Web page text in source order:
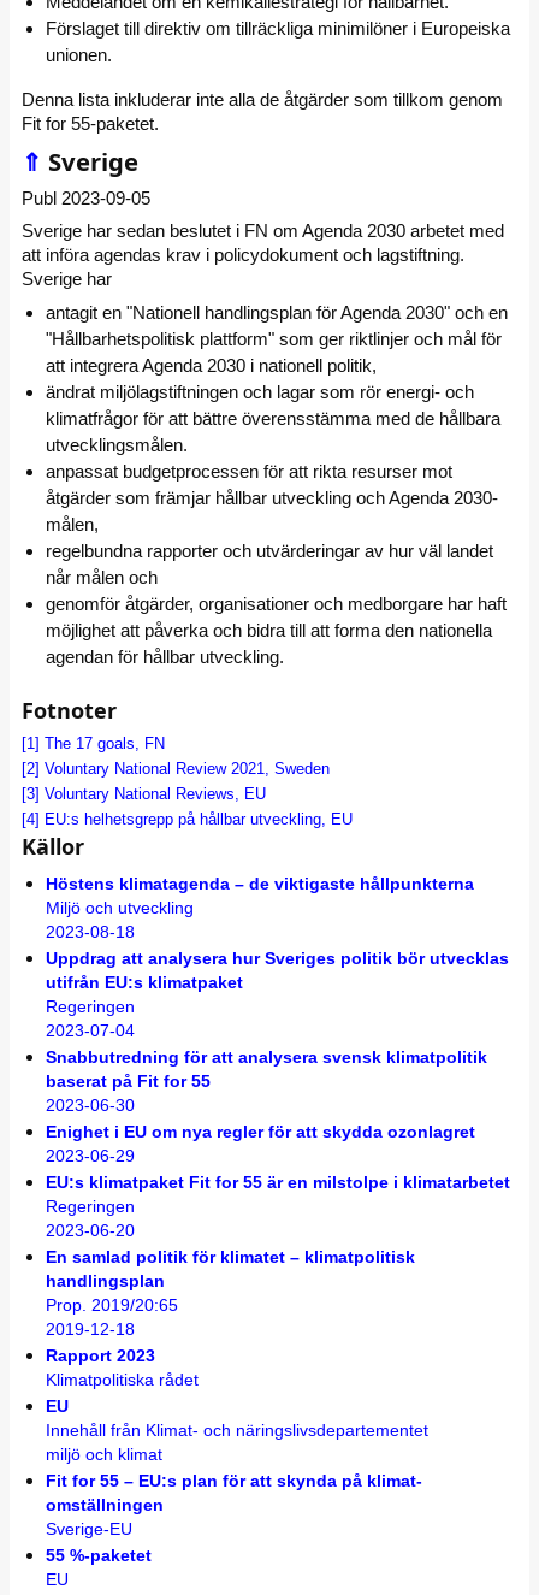
Förslaget till direktiv om tillräckliga minimilöner i Europeiska
unionen.
Denna lista inkluderar inte alla de åtgärder som tillkom genom
Fit for 55-paketet.
⇑ Sverige
Publ 2023-09-05
Sverige har sedan beslutet i FN om Agenda 2030 arbetet med
att införa agendas krav i policydokument och lagstiftning.
Sverige har
antagit en "Nationell handlingsplan för Agenda 2030" och en
"Hållbarhetspolitisk plattform" som ger riktlinjer och mål för
att integrera Agenda 2030 i nationell politik,
ändrat miljölagstiftningen och lagar som rör energi- och
klimatfrågor för att bättre överensstämma med de hållbara
utvecklingsmålen.
anpassat budgetprocessen för att rikta resurser mot
åtgärder som främjar hållbar utveckling och Agenda 2030-
målen,
regelbundna rapporter och utvärderingar av hur väl landet
når målen och
genomför åtgärder, organisationer och medborgare har haft
möjlighet att påverka och bidra till att forma den nationella
agendan för hållbar utveckling.
Fotnoter
[1] The 17 goals, FN
[2] Voluntary National Review 2021, Sweden
[3] Voluntary National Reviews, EU
[4] EU:s helhetsgrepp på hållbar utveckling, EU
Källor
Höstens klimatagenda – de viktigaste hållpunkterna
Miljö och utveckling
2023-08-18
Uppdrag att analysera hur Sveriges politik bör utvecklas
utifrån EU:s klimatpaket
Regeringen
2023-07-04
Snabbutredning för att analysera svensk klimatpolitik
baserat på Fit for 55
2023-06-30
Enighet i EU om nya regler för att skydda ozonlagret
2023-06-29
EU:s klimatpaket Fit for 55 är en milstolpe i klimatarbetet
Regeringen
2023-06-20
En samlad politik för klimatet – klimatpolitisk
handlingsplan
Prop. 2019/20:65
2019-12-18
Rapport 2023
Klimatpolitiska rådet
EU
Innehåll från Klimat- och näringslivsdepartementet
miljö och klimat
Fit for 55 – EU:s plan för att skynda på klimat­
omställningen
Sverige-EU
55 %-paketet
EU